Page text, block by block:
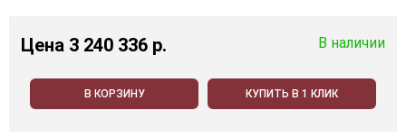
Цена 3 240 336 p. В наличии
В КОРЗИНУ КУПИТЬ В 1 КЛИК